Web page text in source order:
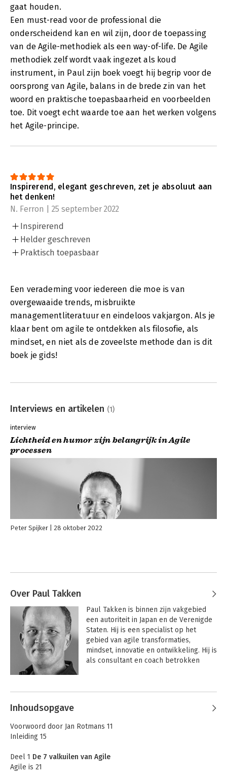
gaat houden.
Een must-read voor de professional die
onderscheidend kan en wil zijn, door de toepassing
van de Agile-methodiek als een way-of-life. De Agile
methodiek zelf wordt vaak ingezet als koud
instrument, in Paul zijn boek voegt hij begrip voor de
oorsprong van Agile, balans in de brede zin van het
woord en praktische toepasbaarheid en voorbeelden
toe. Dit voegt echt waarde toe aan het werken volgens
het Agile-principe.
Inspirerend, elegant geschreven, zet je absoluut aan
het denken!
N. Ferron | 25 september 2022
Inspirerend
Helder geschreven
Praktisch toepasbaar
Een verademing voor iedereen die moe is van
overgewaaide trends, misbruikte
managementliteratuur en eindeloos vakjargon. Als je
klaar bent om agile te ontdekken als filosofie, als
mindset, en niet als de zoveelste methode dan is dit
boek je gids!
Interviews en artikelen (1)
interview
Lichtheid en humor zijn belangrijk in Agile
processen
Peter Spijker 28 oktober 2022
Over Paul Takken
Paul Takken is binnen zijn vakgebied
een autoriteit in Japan en de Verenigde
Staten. Hij is een specialist op het
gebied van agile transformaties,
mindset, innovatie en ontwikkeling. Hij is
als consultant en coach betrokken
Andere boeken door Paul Takken
Inhoudsopgave
Voorwoord door Jan Rotmans 11
Inleiding 15
Deel 1 De 7 valkuilen van Agile
Agile is 21